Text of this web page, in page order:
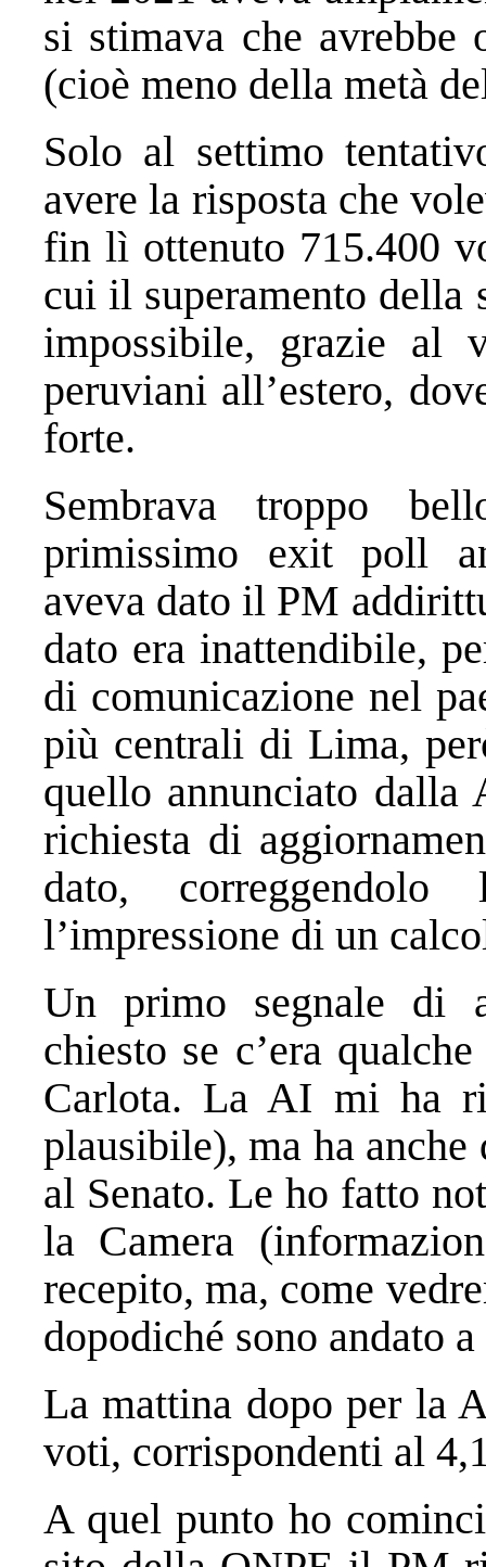
si stimava che avrebbe
(cioè meno della metà
Solo al settimo
avere la risposta che
fin lì ottenuto 715.400
cui il superamento della
impossibile, grazie
peruviani all’estero,
forte.
Sembrava troppo
primissimo exit poll
aveva dato il PM
dato era inattendibile,
di comunicazione nel
più centrali di Lima,
quello annunciato dalla
richiesta di
dato,
l’impressione di un
Un primo segnale di
chiesto se c’era
Carlota. La AI mi ha
plausibile), ma ha anche
al Senato. Le ho fatto
la Camera
recepito, ma, come
dopodiché sono andato
La mattina dopo per la
voti, corrispondenti al
A quel punto ho